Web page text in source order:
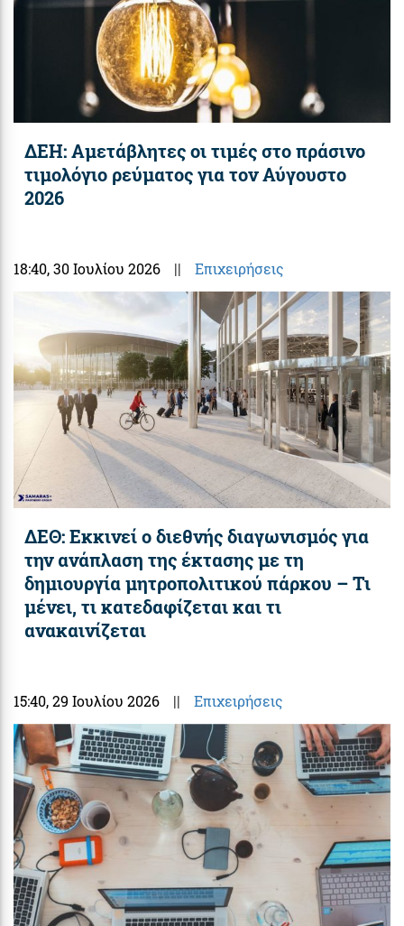
ΔΕΗ: Αμετάβλητες οι τιμές στο πράσινο
τιμολόγιο ρεύματος για τον Αύγουστο
2026
18:40, 30 Ιουλίου 2026 || Επιχειρήσεις
ΔΕΘ: Εκκινεί ο διεθνής διαγωνισμός για
την ανάπλαση της έκτασης με τη
δημιουργία μητροπολιτικού πάρκου – Τι
μένει, τι κατεδαφίζεται και τι
ανακαινίζεται
15:40, 29 Ιουλίου 2026 || Επιχειρήσεις